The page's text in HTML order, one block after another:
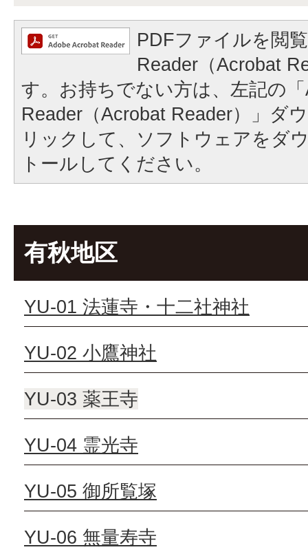
PDFファイルを閲
Reader（Acrobat
す。お持ちでない方は、左記の
Reader（Acrobat Reader）」ダ
リックして、ソフトウェアをダ
トールしてください。
有秋地区
YU-01 法蓮寺・十二社神社
YU-02 小鷹神社
YU-03 薬王寺
YU-04 霊光寺
YU-05 御所覧塚
YU-06 無量寿寺